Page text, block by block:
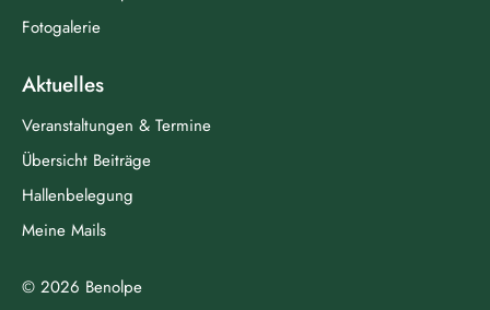
Fotogalerie
Aktuelles
Veranstaltungen & Termine
Übersicht Beiträge
Hallenbelegung
Meine Mails
© 2026 Benolpe